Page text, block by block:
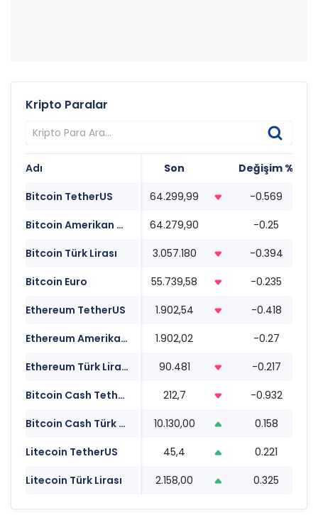
Kripto Paralar
Adı Son Değişim %
Bitcoin TetherUS
64.299,99 -0.569
Bitcoin Amerikan Doları
64.279,90 -0.25
Bitcoin Türk Lirası
3.057.180 -0.394
Bitcoin Euro
55.739,58 -0.235
Ethereum TetherUS
1.902,54 -0.418
Ethereum Amerikan Doları
1.902,02 -0.27
Ethereum Türk Lirası
90.481 -0.217
Bitcoin Cash TetherUS
212,7 -0.932
Bitcoin Cash Türk Lirası
10.130,00 0.158
Litecoin TetherUS
45,4 0.221
Litecoin Türk Lirası
2.158,00 0.325